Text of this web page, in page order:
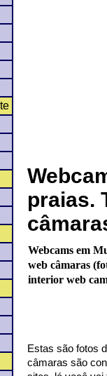
praias.
Webcams em
web câmaras
interior web
Estas são fotos
câmaras são